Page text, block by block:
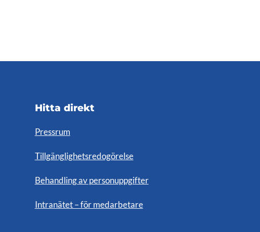
Hitta direkt
Pressrum
Tillgänglighetsredogörelse
Behandling av personuppgifter
Intranätet – för medarbetare